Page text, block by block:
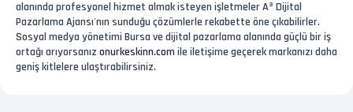
alanında profesyonel hizmet almak isteyen işletmeler A³ Dijital
Pazarlama Ajansı'nın sunduğu çözümlerle rekabette öne çıkabilirler.
Sosyal medya yönetimi Bursa ve dijital pazarlama alanında güçlü bir iş
ortağı arıyorsanız onurkeskinn.com ile iletişime geçerek markanızı daha
geniş kitlelere ulaştırabilirsiniz.